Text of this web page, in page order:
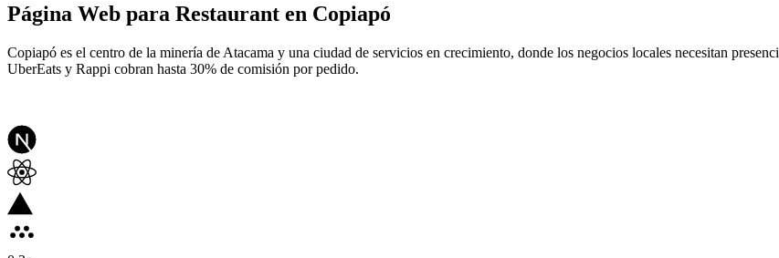
Página Web para Restaurant en Copiapó
Copiapó es el centro de la minería de Atacama y una ciudad de servicios en crecimiento, donde los negocios locales necesitan
UberEats y Rappi cobran hasta 30% de comisión por pedido.